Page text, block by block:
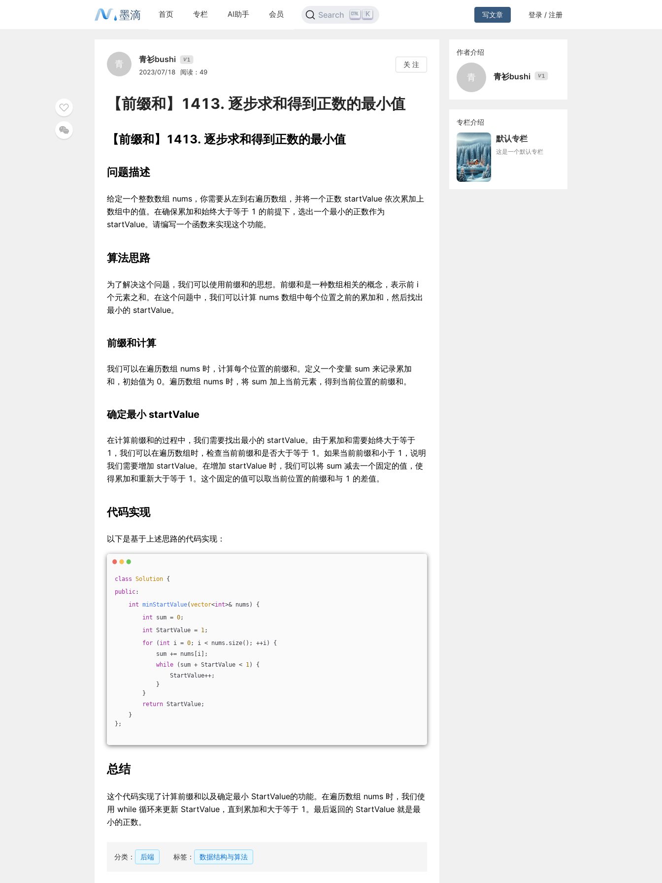
墨滴 首页 专栏 AI助手 会员 Search K 写文章 登录 / 注册
青 青衫bushi V1
2023/07/18 阅读：49
关 注
【前缀和】1413. 逐步求和得到正数的最小值
【前缀和】1413. 逐步求和得到正数的最小值
问题描述
给定一个整数数组 nums，你需要从左到右遍历数组，并将一个正数 startValue 依次累加上
数组中的值。在确保累加和始终大于等于 1 的前提下，选出一个最小的正数作为
startValue。请编写一个函数来实现这个功能。
算法思路
为了解决这个问题，我们可以使用前缀和的思想。前缀和是一种数组相关的概念，表示前 i
个元素之和。在这个问题中，我们可以计算 nums 数组中每个位置之前的累加和，然后找出
最小的 startValue。
前缀和计算
我们可以在遍历数组 nums 时，计算每个位置的前缀和。定义一个变量 sum 来记录累加
和，初始值为 0。遍历数组 nums 时，将 sum 加上当前元素，得到当前位置的前缀和。
确定最小 startValue
在计算前缀和的过程中，我们需要找出最小的 startValue。由于累加和需要始终大于等于
1，我们可以在遍历数组时，检查当前前缀和是否大于等于 1。如果当前前缀和小于 1，说明
我们需要增加 startValue。在增加 startValue 时，我们可以将 sum 减去一个固定的值，使
得累加和重新大于等于 1。这个固定的值可以取当前位置的前缀和与 1 的差值。
代码实现
以下是基于上述思路的代码实现：
class Solution {
public:
int minStartValue(vector<int>& nums)
{
int sum = 0;
int StartValue = 1;
for ( int i = 0; i < nums.size(); ++i) {
sum += nums[i];
while (sum + StartValue < 1) {
StartValue++;
}
}
return StartValue;
}
};
总结
这个代码实现了计算前缀和以及确定最小 StartValue的功能。在遍历数组 nums 时，我们使
用 while 循环来更新 StartValue，直到累加和大于等于 1。最后返回的 StartValue 就是最
小的正数。
分类： 后端 标签： 数据结构与算法
作者介绍
青 青衫bushi V1
专栏介绍
默认专栏
这是一个默认专栏